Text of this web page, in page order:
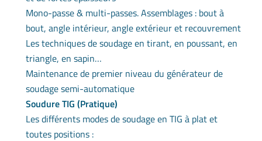
Mono-passe & multi-passes. Assemblages : bout à
bout, angle intérieur, angle extérieur et recouvrement
Les techniques de soudage en tirant, en poussant, en
triangle, en sapin…
Maintenance de premier niveau du générateur de
soudage semi-automatique
Soudure TIG (Pratique)
Les différents modes de soudage en TIG à plat et
toutes positions :